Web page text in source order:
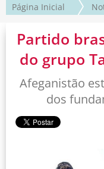
Página Inicial
Partido
do grupo
Afeganistão
dos